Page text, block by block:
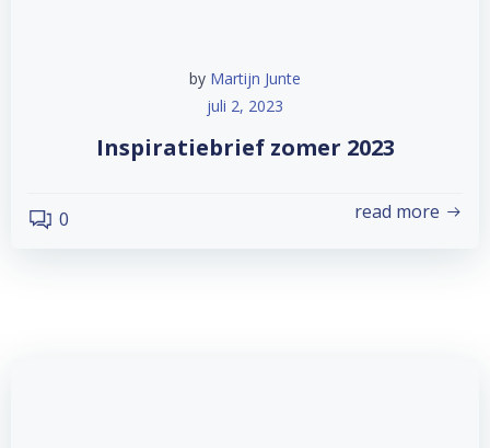
by Martijn Junte
juli 2, 2023
Inspiratiebrief zomer 2023
0 read more